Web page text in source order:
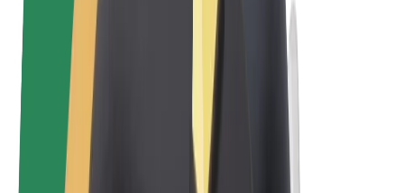
Gedişlər
Skuterlər
Bolt Market
Bolt Food
Bolt Drive
Biznes üçün Bolt